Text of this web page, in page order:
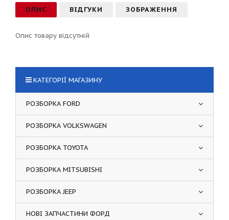
ОПИС ВІДГУКИ ЗОБРАЖЕННЯ
Опис товару відсутній
КАТЕГОРІЇ МАГАЗИНУ
РОЗБОРКА FORD
РОЗБОРКА VOLKSWAGEN
РОЗБОРКА TOYOTA
РОЗБОРКА MITSUBISHI
РОЗБОРКА JEEP
НОВІ ЗАПЧАСТИНИ ФОРД